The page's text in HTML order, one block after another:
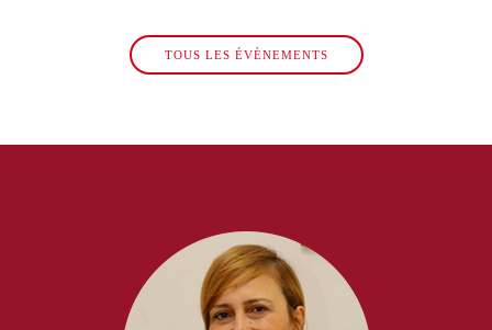
TOUS LES ÉVÈNEMENTS